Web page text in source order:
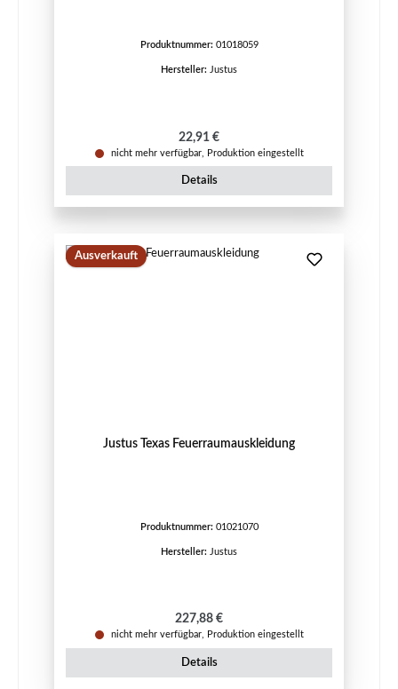
Produktnummer: 01018059
Hersteller: Justus
Regulärer Preis:
22,91 €
nicht mehr verfügbar, Produktion eingestellt
Details
Ausverkauft
Justus Texas Feuerraumauskleidung
Produktnummer: 01021070
Hersteller: Justus
Regulärer Preis:
227,88 €
nicht mehr verfügbar, Produktion eingestellt
Details